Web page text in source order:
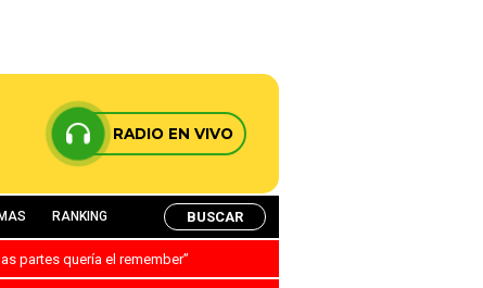
RADIO EN VIVO
RANKING BUSCAR
partes quería el remember”